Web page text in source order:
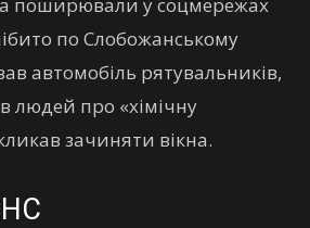
по Слобожанському
автомобіль рятувальників,
людей про «хімічну
зачиняти вікна.